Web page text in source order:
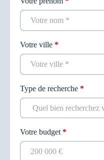
Votre ville *
Type de recherche *
Votre budget *